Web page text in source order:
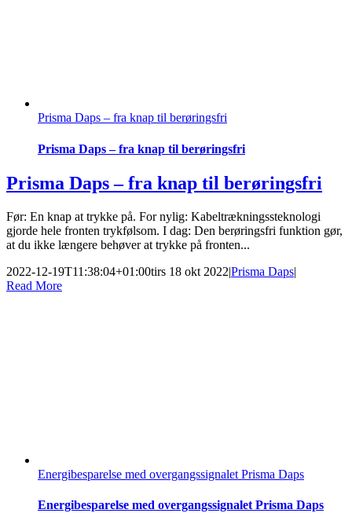
Prisma Daps – fra knap til berøringsfri
Prisma Daps – fra knap til berøringsfri
Prisma Daps – fra knap til berøringsfri
Før: En knap at trykke på. For nylig: Kabeltrækningssteknologi
gjorde hele fronten trykfølsom. I dag: Den berøringsfri funktion gør,
at du ikke længere behøver at trykke på fronten...
2022-12-19T11:38:04+01:00tirs 18 okt 2022|Prisma Daps|
Read More
Energibesparelse med overgangssignalet Prisma Daps
Energibesparelse med overgangssignalet Prisma Daps